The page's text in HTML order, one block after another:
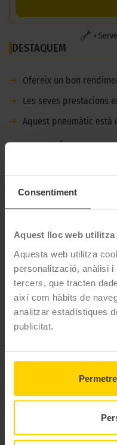
Consentiment
Aquest lloc web utilitza
Aquesta web utilitza
personalització, anàlisi
tercers, que tracten
així com hàbits de
analitzar estadístiques
publicitat.
+
DESTAQUEM
➜
Ofereix un bon
➜
Les seves prestacions
➜ Aquest pneumàtic està
DESCRIPCIÓ
Pneumàtics d'estiu amb
turismes.
CARACTERÍSTIQUES
Marca
Model
Estació
3 MIDES DEL PNEUMÀTIC